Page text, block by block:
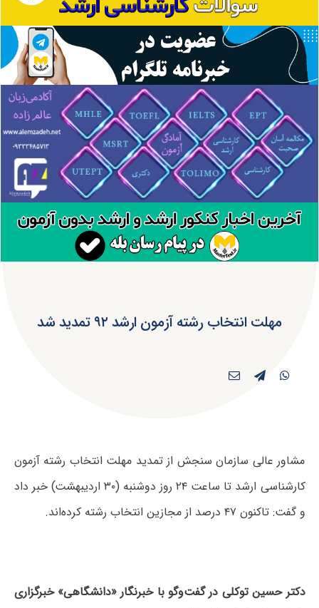
مهلت انتخاب رشته آزمون ارشد ۹۲ تمدید شد
مشاور عالی سازمان سنجش از تمدید مهلت انتخاب رشته آزمون
کارشناسی ارشد تا ساعت ۲۴ روز دوشنبه (۳۰ اردیبهشت) خبر داد
و گفت: تاکنون ۴۷ درصد از مجازین انتخاب رشته کرده‌اند.
دکتر حسین توکلی در گفت‌وگو با خبرنگار «دانشگاهی» خبرگزاری